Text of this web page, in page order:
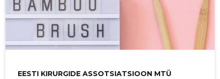
EESTI KIRURGIDE ASSOTSIATSIOON MTÜ